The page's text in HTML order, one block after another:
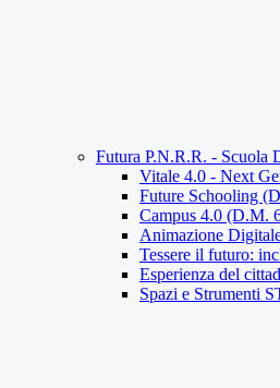
Futura P.N.R.R. - Scuola
Vitale 4.0 - Next
Future Schooling
Campus 4.0 (D.M.
Animazione
Tessere il futuro:
Esperienza del
Spazi e Strumenti